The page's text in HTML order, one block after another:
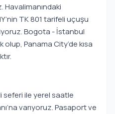
Havalimanındaki
TK 801 tarifeli uçuşu
Bogota - İstanbul
Panama City’de kısa
seferi ile yerel saatle
varıyoruz. Pasaport ve